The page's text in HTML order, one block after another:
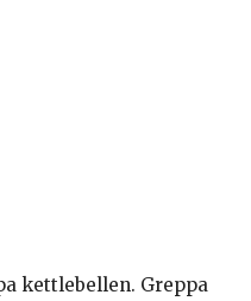
kettlebellen. Greppa